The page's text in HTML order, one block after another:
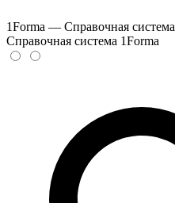
1Forma — Справочная система
Справочная система 1Forma